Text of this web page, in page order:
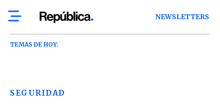
NEWSLETTERS
TEMAS DE HOY:
SEGURIDAD